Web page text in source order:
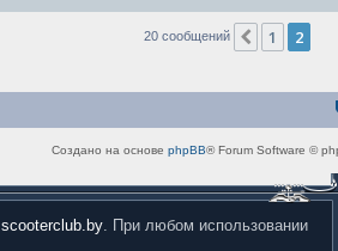
20 сообщений Пред.
1 2
Создано на основе phpBB® Forum Software ©
scooterclub.by. При любом использовании